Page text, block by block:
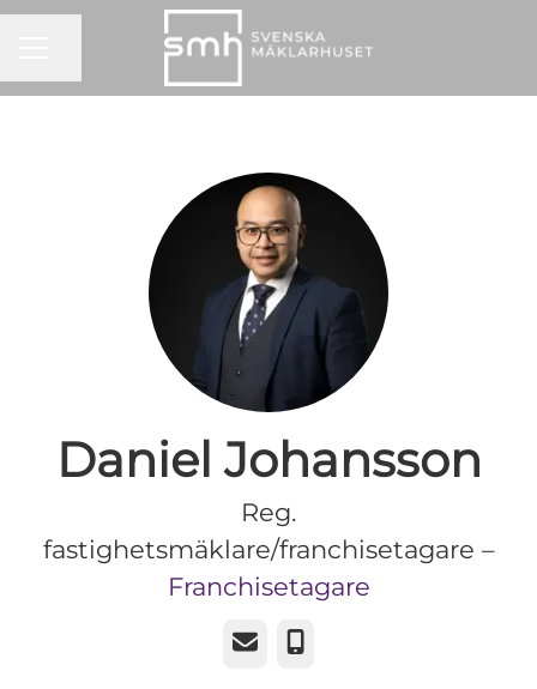
Daniel Johansson
Reg.
fastighetsmäklare/franchisetagare –
Franchisetagare
E-postTelefon